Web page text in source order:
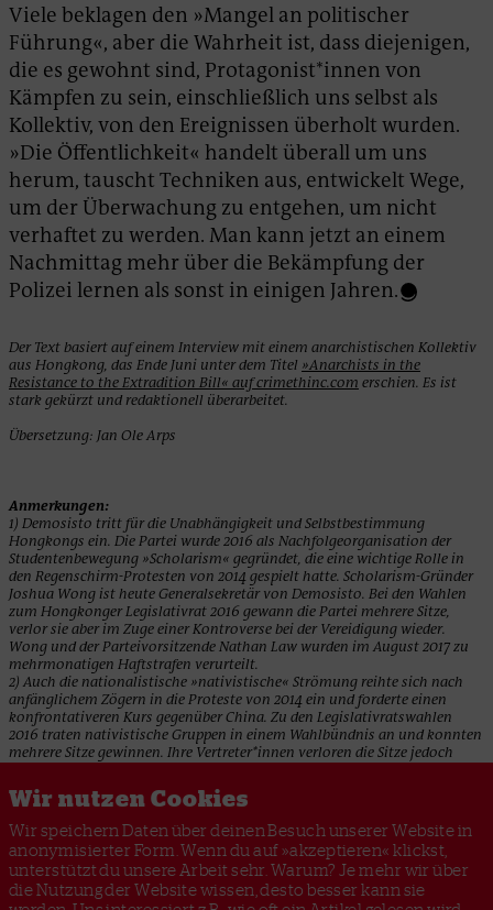
Viele beklagen den »Mangel an politischer
Führung«, aber die Wahrheit ist, dass diejenigen,
die es gewohnt sind, Protagonist*innen von
Kämpfen zu sein, einschließlich uns selbst als
Kollektiv, von den Ereignissen überholt wurden.
»Die Öffentlichkeit« handelt überall um uns
herum, tauscht Techniken aus, entwickelt Wege,
um der Überwachung zu entgehen, um nicht
verhaftet zu werden. Man kann jetzt an einem
Nachmittag mehr über die Bekämpfung der
Polizei lernen als sonst in einigen Jahren.
Der Text basiert auf einem Interview mit einem anarchistischen Kollektiv
aus Hongkong, das Ende Juni unter dem Titel »Anarchists in the
Resistance to the Extradition Bill« auf crimethinc.com erschien. Es ist
stark gekürzt und redaktionell überarbeitet.
Übersetzung: Jan Ole Arps
Anmerkungen:
1) Demosisto tritt für die Unabhängigkeit und Selbstbestimmung
Hongkongs ein. Die Partei wurde 2016 als Nachfolgeorganisation der
Studentenbewegung »Scholarism« gegründet, die eine wichtige Rolle in
den Regenschirm-Protesten von 2014 gespielt hatte. Scholarism-Gründer
Joshua Wong ist heute Generalsekretär von Demosisto. Bei den Wahlen
zum Hongkonger Legislativrat 2016 gewann die Partei mehrere Sitze,
verlor sie aber im Zuge einer Kontroverse bei der Vereidigung wieder.
Wong und der Parteivorsitzende Nathan Law wurden im August 2017 zu
mehrmonatigen Haftstrafen verurteilt.
2) Auch die nationalistische »nativistische« Strömung reihte sich nach
anfänglichem Zögern in die Proteste von 2014 ein und forderte einen
konfrontativeren Kurs gegenüber China. Zu den Legislativratswahlen
2016 traten nativistische Gruppen in einem Wahlbündnis an und konnten
mehrere Sitze gewinnen. Ihre Vertreter*innen verloren die Sitze jedoch
Formulierungen konterkarierten.
ANARCHISMUS AUFSTAND
AUSLIEFERUNGSGESETZ
CHINA
GENTRIFIZIERUNG HONGKONG KAPITALISMUS
Wir nutzen Cookies
Wir speichern Daten über deinen Besuch unserer Website in
anonymisierter Form. Wenn du auf »akzeptieren« klickst,
unterstützt du unsere Arbeit sehr. Warum? Je mehr wir über
die Nutzung der Website wissen, desto besser kann sie